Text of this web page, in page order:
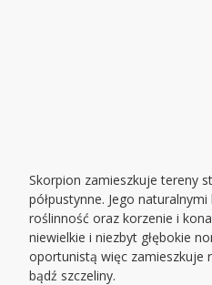
Skorpion zamieszkuje tereny
półpustynne. Jego
roślinność oraz korzenie i
niewielkie i niezbyt głębokie
oportunistą więc zamieszkuje
bądź szczeliny.